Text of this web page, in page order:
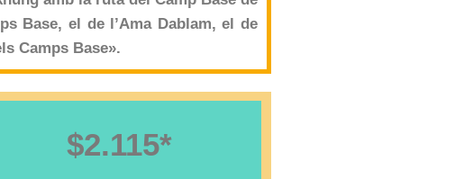
Base, el de l’Ama Dablam, el de
Camps Base».
$2.115*